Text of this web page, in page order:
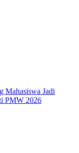
Mahasiswa Jadi
PMW 2026